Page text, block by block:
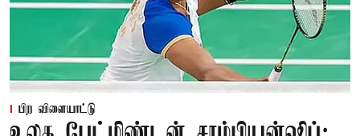
பிற விளையாட்டு